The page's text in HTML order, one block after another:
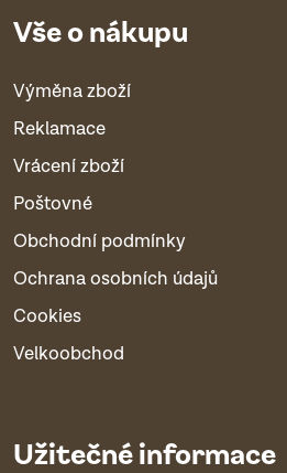
Vše o nákupu
Výměna zboží
Reklamace
Vrácení zboží
Poštovné
Obchodní podmínky
Ochrana osobních údajů
Cookies
Velkoobchod
Užitečné informace